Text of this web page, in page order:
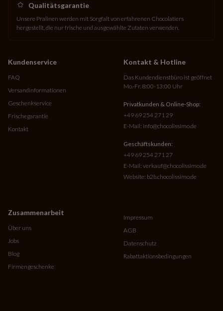
Qualitätsgarantie
Unsere Pralinen werden mit Sorgfalt von erfahrenen Chocolatiers
hergestellt, die nur frische und ausgewählte Zutaten verwenden.
Kundenservice
FAQ
Versandinformationen
Geschenkservice
Frischegarantie
Kontakt
Zusammenarbeit
Über uns
Jobs
Blog
Firmengeschenke
Kontakt & Hotline
Das Kundendienstbüro ist geöffnet
Mo.-Fr. 8:00-13:00 Uhr
Privatkunden & Online-Shop:
+49 69 254 271 29
E-Mail: info@chocolissimo.de
Geschäftskunden:
+49 69 254 271 27
E-Mail: verkauf@chocolissimo.de
Website: b2b.chocolissimo.de
Impressum
AGB
Datenschutz
Rabattaktionsbedingungen